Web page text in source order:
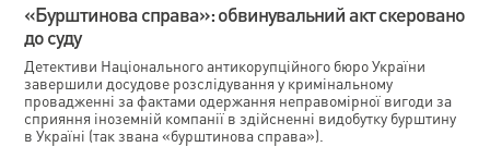
«Бурштинова справа»: обвинувальний акт скеровано
до суду
Детективи Національного антикорупційного бюро України
завершили досудове розслідування у кримінальному
провадженні за фактами одержання неправомірної вигоди за
сприяння іноземній компанії в здійсненні видобутку бурштину
в Україні (так звана «бурштинова справа»).